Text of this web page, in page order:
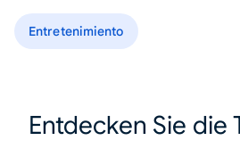
Entretenimiento
Entdecken Sie die